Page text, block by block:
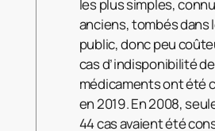
les plus simples,
anciens, tombés dans
public, donc peu
cas d’indisponibilité de
médicaments ont été
en 2019. En 2008,
44 cas avaient été